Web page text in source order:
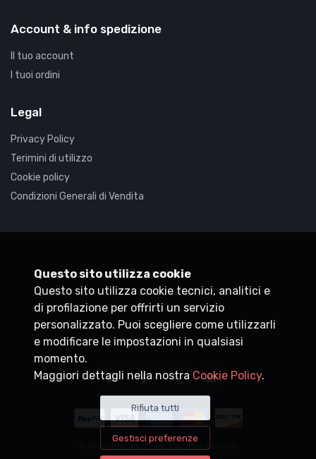
Account & info spedizione
Il tuo account
I tuoi ordini
Legal
Privacy Policy
Terimini di utilizzo
Cookie policy
Condizioni Generali di Vendita
Synaptica
P.IVA 05830520960
+39 0200704272
customercare@synaptica.info
© All rights reserved. Made by
Questo sito utilizza cookie
Questo sito utilizza cookie tecnici, analitici e
di profilazione per offrirti un servizio
personalizzato. Puoi scegliere come utilizzarli
e modificare le impostazioni in qualsiasi
momento.
Maggiori dettagli nella nostra Cookie Policy.
Rifiuta tutti
Gestisci preferenze